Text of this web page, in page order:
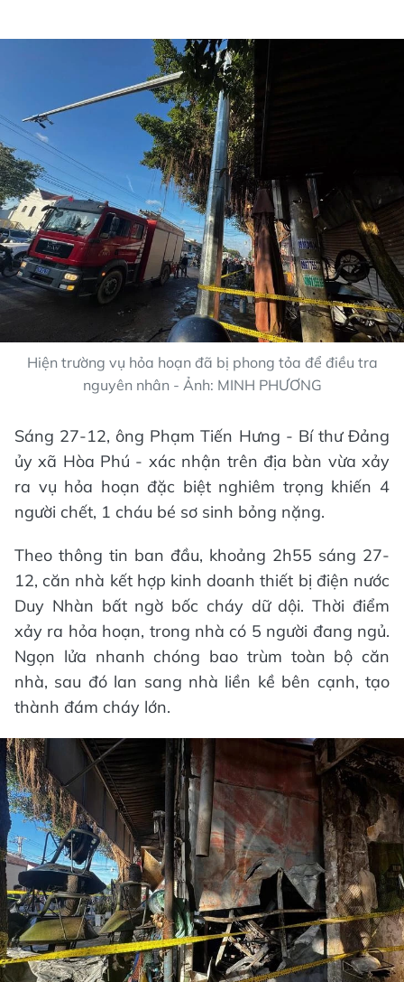
Hiện trường vụ hỏa hoạn đã bị phong tỏa để điều tra
nguyên nhân - Ảnh: MINH PHƯƠNG
Sáng 27-12, ông Phạm Tiến Hưng - Bí thư Đảng
ủy xã Hòa Phú - xác nhận trên địa bàn vừa xảy
ra vụ hỏa hoạn đặc biệt nghiêm trọng khiến 4
người chết, 1 cháu bé sơ sinh bỏng nặng.
Theo thông tin ban đầu, khoảng 2h55 sáng 27-
12, căn nhà kết hợp kinh doanh thiết bị điện nước
Duy Nhàn bất ngờ bốc cháy dữ dội. Thời điểm
xảy ra hỏa hoạn, trong nhà có 5 người đang ngủ.
Ngọn lửa nhanh chóng bao trùm toàn bộ căn
nhà, sau đó lan sang nhà liền kề bên cạnh, tạo
thành đám cháy lớn.